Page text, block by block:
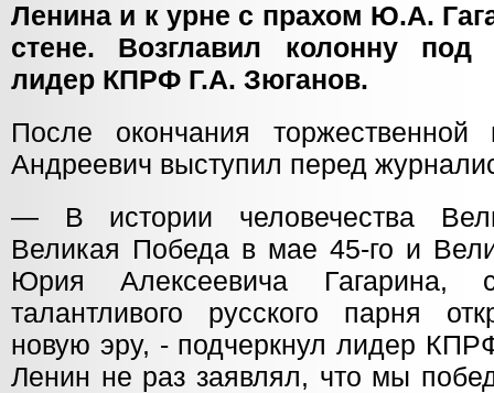
Ленина и к урне с прахом Ю.А.
стене. Возглавил колонну
лидер КПРФ Г.А. Зюганов.
После окончания торжественной
Андреевич выступил перед
— В истории человечества
Великая Победа в мае 45-го и
Юрия Алексеевича Гагарина,
талантливого русского парня
новую эру, - подчеркнул лидер
Ленин не раз заявлял, что мы